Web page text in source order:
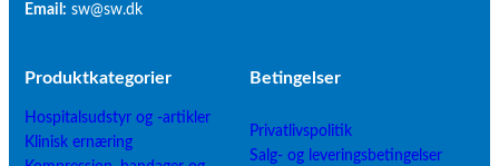
Email: sw@sw.dk
Produktkategorier
Hospitalsudstyr og -artikler
Klinisk ernæring
Betingelser
Privatlivspolitik
Salg- og leveringsbetingelser